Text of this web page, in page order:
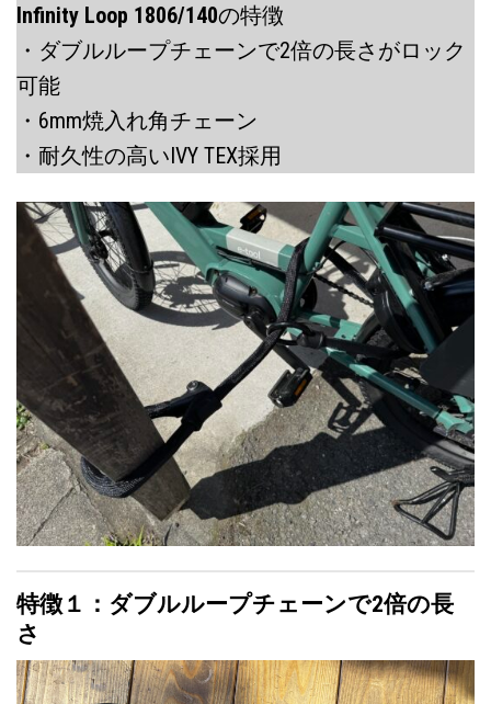
Infinity Loop 1806/140の特徴
・ダブルループチェーンで2倍の長さがロック
可能
・6mm焼入れ角チェーン
・耐久性の高いIVY TEX採用
特徴１：ダブルループチェーンで2倍の長
さ